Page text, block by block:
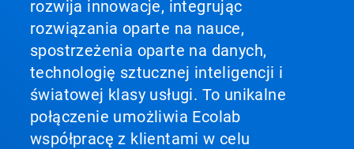
rozwija innowacje, integrując
rozwiązania oparte na nauce,
spostrzeżenia oparte na danych,
technologię sztucznej inteligencji i
światowej klasy usługi. To unikalne
połączenie umożliwia Ecolab
współpracę z klientami w celu